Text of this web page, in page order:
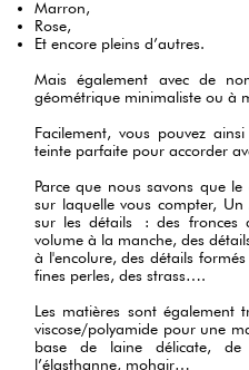
Marron,
Rose,
Et encore pleins d’autres.
Mais également avec de
géométrique minimaliste ou à
Facilement, vous pouvez
teinte parfaite pour accorder
Parce que nous savons que
sur laquelle vous compter,
sur les détails : des fronces
volume à la manche, des
à l'encolure, des détails
fines perles, des strass….
Les matières sont également
viscose/polyamide pour une
base de laine délicate, de
l’élasthanne, mohair…